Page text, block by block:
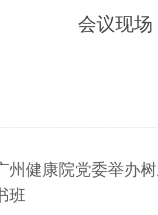
会议现场
州健康院党委举办
班